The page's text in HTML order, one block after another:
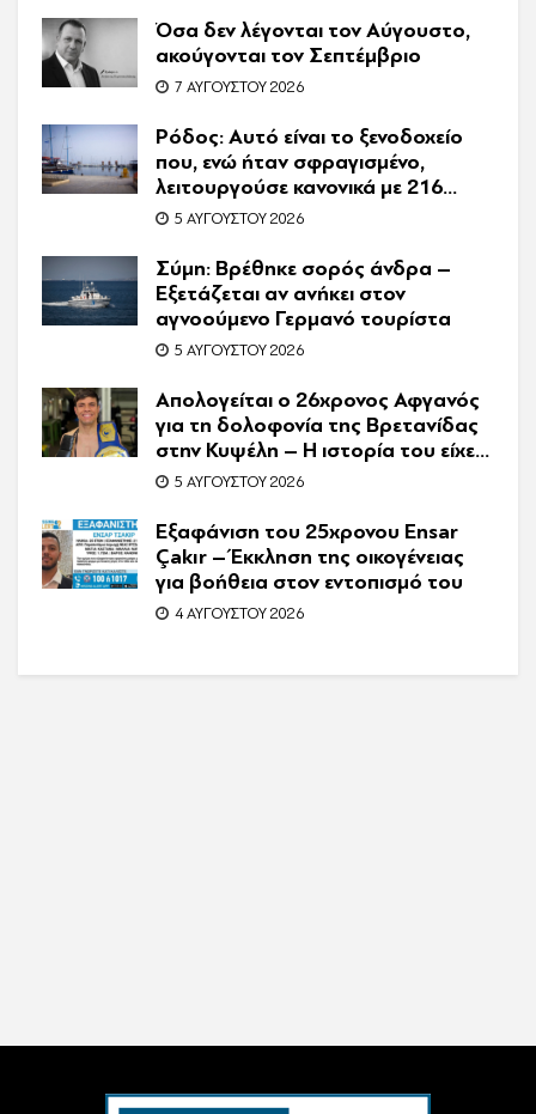
Όσα δεν λέγονται τον Αύγουστο,
ακούγονται τον Σεπτέμβριο
7 ΑΥΓΟΎΣΤΟΥ 2026
Ρόδος: Αυτό είναι το ξενοδοχείο
που, ενώ ήταν σφραγισμένο,
λειτουργούσε κανονικά με 216
πελάτες – Συνελήφθη η
5 ΑΥΓΟΎΣΤΟΥ 2026
Σύμη: Βρέθηκε σορός άνδρα –
Εξετάζεται αν ανήκει στον
αγνοούμενο Γερμανό τουρίστα
5 ΑΥΓΟΎΣΤΟΥ 2026
Απολογείται ο 26χρονος Αφγανός
για τη δολοφονία της Βρετανίδας
στην Κυψέλη – Η ιστορία του είχε
γίνει ντοκιμαντέρ
5 ΑΥΓΟΎΣΤΟΥ 2026
Εξαφάνιση του 25χρονου Ensar
Çakır – Έκκληση της οικογένειας
για βοήθεια στον εντοπισμό του
4 ΑΥΓΟΎΣΤΟΥ 2026